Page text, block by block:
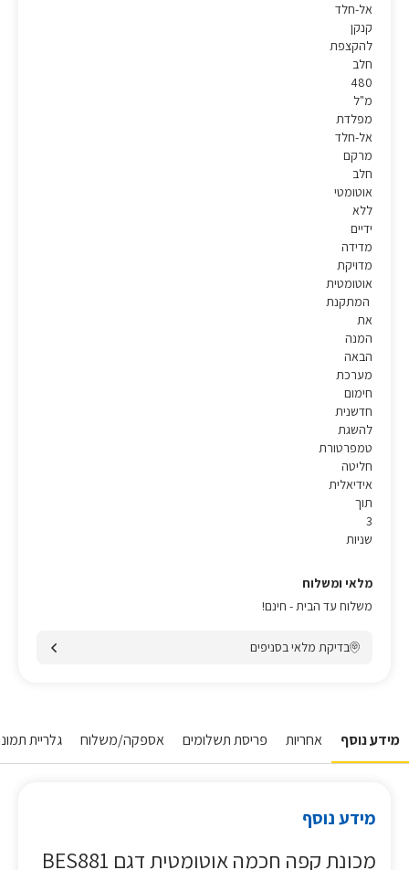
אל-חלד
קנקן
להקצפת
חלב
480
מ"ל
מפלדת
אל-חלד
מרקם
חלב
אוטומטי
ללא
ידיים
מדידה
מדויקת
אוטומטית
המתקנת
את
המנה
הבאה
מערכת
חימום
חדשנית
להשגת
טמפרטורת
חליטה
אידיאלית
תוך
שניות
מלאי ומשלוח
משלוח עד הבית - חינם!
בדיקת מלאי בסניפים
מידע נוסף אחריות פריסת תשלומים אספקה/משלוח גלריית
מידע נוסף
מכונת קפה חכמה אוטומטית דגם BES881